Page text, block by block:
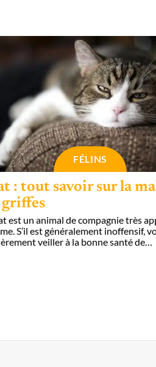
FÉLINS
: tout savoir sur la
griffes
est un animal de compagnie très
S’il est généralement inoffensif,
veiller à la bonne santé de